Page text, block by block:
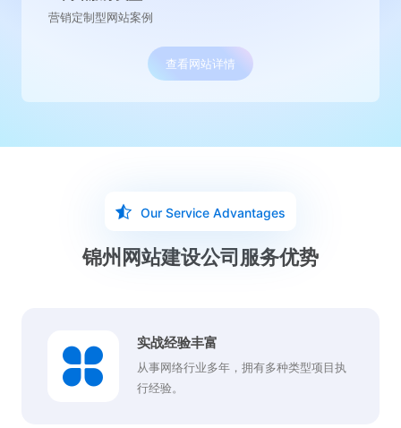
营销定制型网站案例
查看网站详情
Our Service Advantages
锦州网站建设公司服务优势
实战经验丰富
从事网络行业多年，拥有多种类型项目执
行经验。